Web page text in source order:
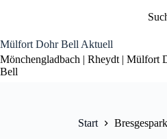
Mülfort Dohr Bell Aktuell
Mönchengladbach | Rheydt | Mülfort
Bell
Start Bresgespark